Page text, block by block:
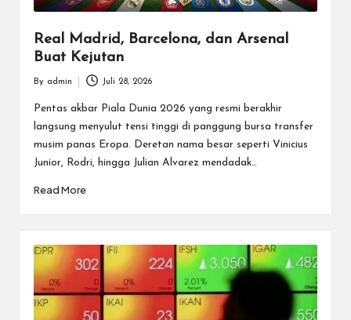
Real Madrid, Barcelona, dan Arsenal
Buat Kejutan
Posted
by
By admin Juli 28, 2026
Pentas akbar Piala Dunia 2026 yang resmi berakhir
langsung menyulut tensi tinggi di panggung bursa transfer
musim panas Eropa. Deretan nama besar seperti Vinicius
Junior, Rodri, hingga Julian Alvarez mendadak…
Read More